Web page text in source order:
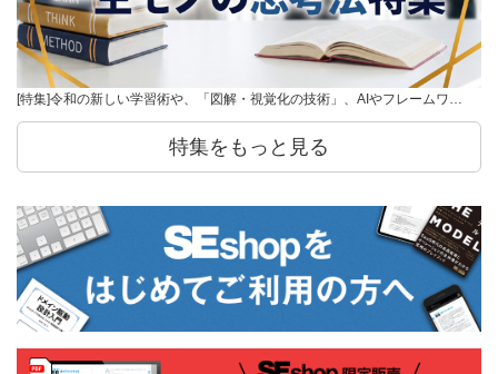
[特集]令和の新しい学習術や、「図解・視覚化の技術」、AIやフレームワ…
特集をもっと見る